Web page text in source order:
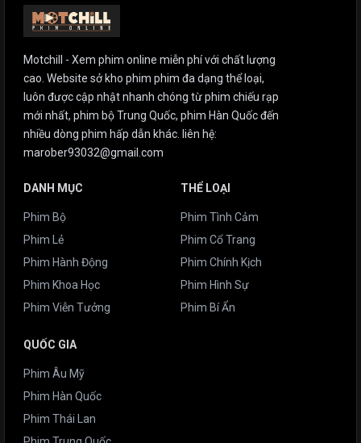
Motchill - Xem phim online miễn phí với chất lượng
cao. Website sở kho phim phim đa dạng thể loại,
luôn được cập nhật nhanh chóng từ phim chiếu rạp
mới nhất, phim bộ Trung Quốc, phim Hàn Quốc đến
nhiều dòng phim hấp dẫn khác. liên hệ:
marober93032@gmail.com
DANH MỤC
Phim Bộ
Phim Lẻ
Phim Hành Động
Phim Khoa Học
Phim Viễn Tưởng
THỂ LOẠI
Phim Tình Cảm
Phim Cổ Trang
Phim Chính Kịch
Phim Hình Sự
Phim Bí Ẩn
QUỐC GIA
Phim Âu Mỹ
Phim Hàn Quốc
Phim Thái Lan